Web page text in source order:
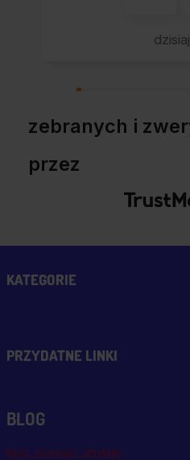
Jestemdzisiaj
zebranych i
przez
KATEGORIE
PRZYDATNE LINKI
BLOG
Blog, nowości, artykuły